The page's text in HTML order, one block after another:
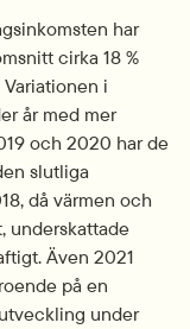
har
cirka 18 %
i
år med mer
och 2020 har de
slutliga
då värmen och
underskattade
Även 2021
på en
under